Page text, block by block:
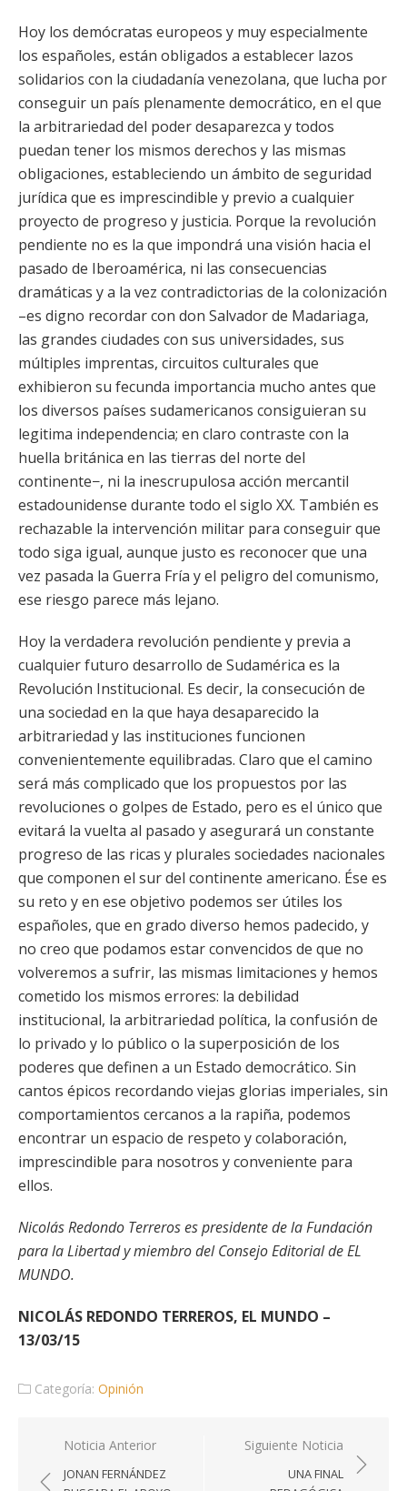
Hoy los demócratas europeos y muy especialmente
los españoles, están obligados a establecer lazos
solidarios con la ciudadanía venezolana, que lucha por
conseguir un país plenamente democrático, en el que
la arbitrariedad del poder desaparezca y todos
puedan tener los mismos derechos y las mismas
obligaciones, estableciendo un ámbito de seguridad
jurídica que es imprescindible y previo a cualquier
proyecto de progreso y justicia. Porque la revolución
pendiente no es la que impondrá una visión hacia el
pasado de Iberoamérica, ni las consecuencias
dramáticas y a la vez contradictorias de la colonización
–es digno recordar con don Salvador de Madariaga,
las grandes ciudades con sus universidades, sus
múltiples imprentas, circuitos culturales que
exhibieron su fecunda importancia mucho antes que
los diversos países sudamericanos consiguieran su
legitima independencia; en claro contraste con la
huella británica en las tierras del norte del
continente−, ni la inescrupulosa acción mercantil
estadounidense durante todo el siglo XX. También es
rechazable la intervención militar para conseguir que
todo siga igual, aunque justo es reconocer que una
vez pasada la Guerra Fría y el peligro del comunismo,
ese riesgo parece más lejano.
Hoy la verdadera revolución pendiente y previa a
cualquier futuro desarrollo de Sudamérica es la
Revolución Institucional. Es decir, la consecución de
una sociedad en la que haya desaparecido la
arbitrariedad y las instituciones funcionen
convenientemente equilibradas. Claro que el camino
será más complicado que los propuestos por las
revoluciones o golpes de Estado, pero es el único que
evitará la vuelta al pasado y asegurará un constante
progreso de las ricas y plurales sociedades nacionales
que componen el sur del continente americano. Ése es
su reto y en ese objetivo podemos ser útiles los
españoles, que en grado diverso hemos padecido, y
no creo que podamos estar convencidos de que no
volveremos a sufrir, las mismas limitaciones y hemos
cometido los mismos errores: la debilidad
institucional, la arbitrariedad política, la confusión de
lo privado y lo público o la superposición de los
poderes que definen a un Estado democrático. Sin
cantos épicos recordando viejas glorias imperiales, sin
comportamientos cercanos a la rapiña, podemos
encontrar un espacio de respeto y colaboración,
imprescindible para nosotros y conveniente para
ellos.
Nicolás Redondo Terreros es presidente de la Fundación
para la Libertad y miembro del Consejo Editorial de EL
MUNDO.
NICOLÁS REDONDO TERREROS, EL MUNDO –
13/03/15
Categoría: Opinión
Navegación
de
Noticia Anterior
JONAN FERNÁNDEZ
Siguiente Noticia
UNA FINAL